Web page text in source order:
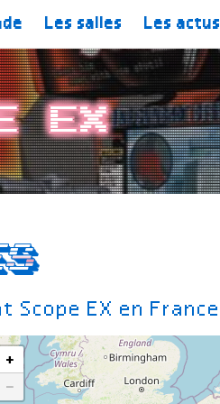
Les salles Les actus
EX
Scope EX en France
+
−